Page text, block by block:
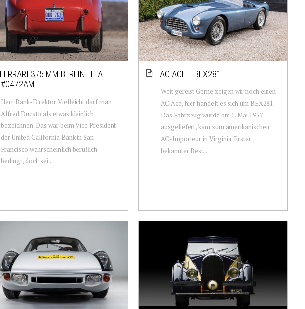
FERRARI 375 MM BERLINETTA –
#0472AM
Herr Bank-Direktor Vielleicht darf man
Alfred Ducato als etwas kleinlich
bezeichnen. Das war beim Vice President
der United California Bank in San
Francisco wahrscheinlich beruflich
bedingt, doch sei...
AC ACE – BEX281
Weit gereist Gerne zeigen wir noch einen
AC Ace, hier handelt es sich um BEX281.
Das Fahrzeug wurde am 1. Mai 1957
ausgeliefert, kam zum amerikanischen
AC-Importeur in Virginia. Erster
bekannter Besi...